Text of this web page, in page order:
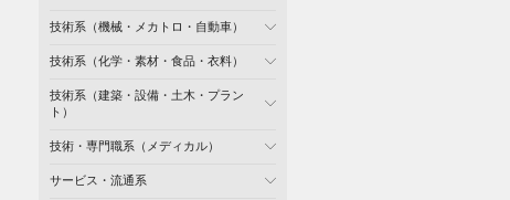
技術系（機械・メカトロ・自動車）
技術系（化学・素材・食品・衣料）
技術系（建築・設備・土木・プラン
ト）
技術・専門職系（メディカル）
サービス・流通系